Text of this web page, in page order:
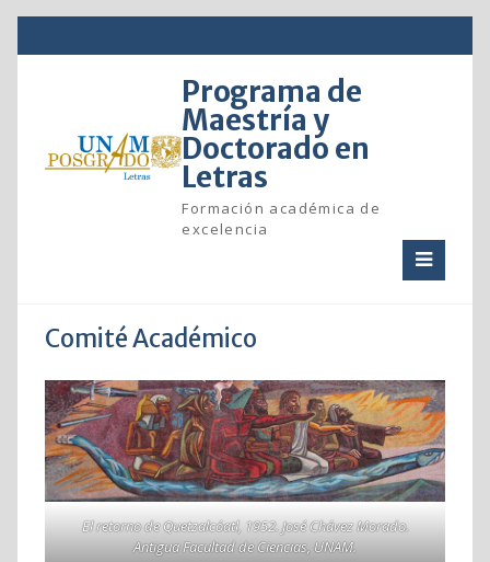
to
Programa de
Maestría y
Doctorado en
Letras
Formación académica de
excelencia
Comité Académico
El retorno de Quetzalcóatl, 1952. José Chávez Morado.
Antigua Facultad de Ciencias, UNAM.